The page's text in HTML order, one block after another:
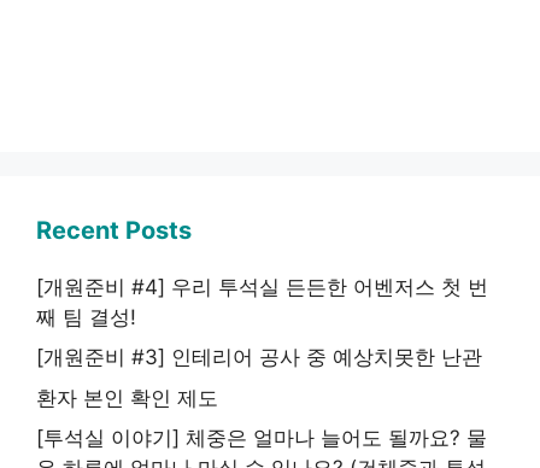
Recent Posts
[개원준비 #4] 우리 투석실 든든한 어벤저스 첫 번
째 팀 결성!
[개원준비 #3] 인테리어 공사 중 예상치못한 난관
환자 본인 확인 제도
[투석실 이야기] 체중은 얼마나 늘어도 될까요? 물